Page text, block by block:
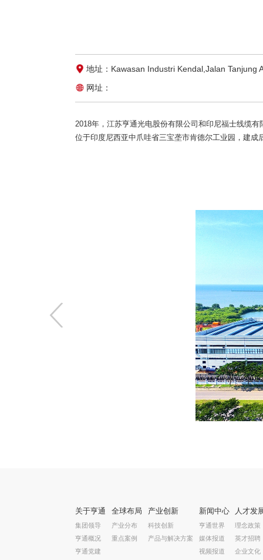
地址：Kawasan Industri Kendal,Jalan
网址：
2018年，江苏亨通光电股份有限公司和印尼福士线缆有
位于印度尼西亚中爪哇省三宝垄市肯德尔工业园，建
〈
关于亨通
集团领导
亨通概况
亨通党建
全球布局
产业分布
重点案例
产业创新
科技创新
产品与解决方案
新闻中心
亨通世界
媒体报道
视频报道
人才发
理念政策
英才招聘
企业文化